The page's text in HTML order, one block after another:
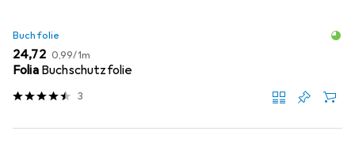
Buchfolie
EUR
24,72 EUR
0,99/1m
Folia Buchschutzfolie
3